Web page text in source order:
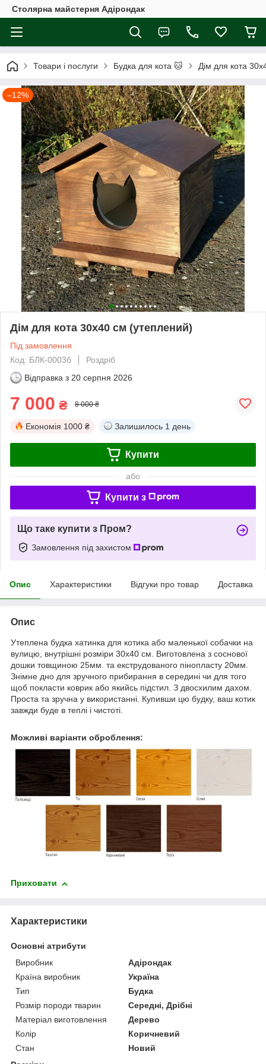
Столярна майстерня Адірондак
Товари і послуги Будка для кота 🐱 Дім для кота
–12%
Дім для кота 30х40 см (утеплений)
Під замовлення
Код: БЛК-0003б
Роздріб
Відправка з 20 серпня 2026
7 000 ₴ 8 000 ₴
Економія 1000 ₴ Залишилось 1 день
Купити
або
Купити з
Що таке купити з Пром?
Замовлення під захистом
Опис Характеристики Відгуки про товар Доставка
Опис
Утеплена будка хатинка для котика або маленької собачки на
вулицю, внутрішні розміри 30х40 см. Виготовлена з соснової
дошки товщиною 25мм. та екструдованого пінопласту 20мм.
Знімне дно для зручного прибирання в середині чи для того
щоб покласти коврик або якийсь підстил. З двосхилим дахом.
Проста та зручна у використанні. Купивши цю будку, ваш котик
завжди буде в теплі і чистоті.
Можливі варіанти оброблення:
Приховати
Характеристики
Основні атрибути
Виробник
Адірондак
Країна виробник
Україна
Тип
Будка
Розмір породи тварин
Середні, Дрібні
Матеріал виготовлення
Дерево
Колір
Коричневий
Стан
Новий